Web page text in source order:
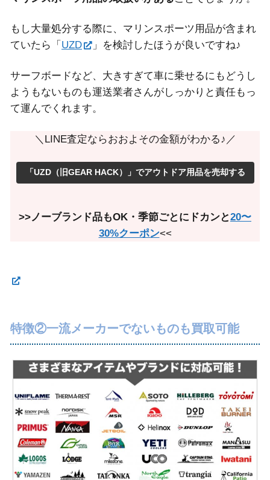
もし大量処分する際に、マリンスポーツ用品が含まれ
ていたら「 UZD 」を検討したほうが良いですね♪
サーフボードなど、大きすぎて車に乗せるにもどうし
ようもないものも運送業者さんがしっかりと責任もっ
て運んでくれます。
＼LINE査定ならおおよその金額がわかる♪／
「UZD（旧GEAR HACK）」でアウトドア用品を売却する
>>ノーブランド品もOK・季節ごとにドカンと20〜
30%クーポン<<
特徴②一流メーカーでないものも買取可能